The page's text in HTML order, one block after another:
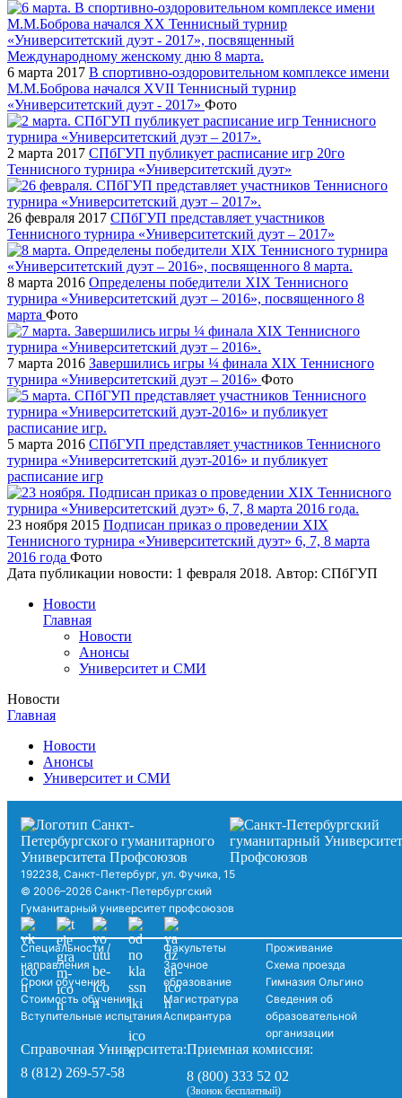
6 марта 2017 В спортивно-оздоровительном комплексе имени
М.М.Боброва начался XVII Теннисный турнир
«Университетский дуэт - 2017» Фото
2 марта 2017 СПбГУП публикует расписание игр 20го
Теннисного турнира «Университетский дуэт»
26 февраля 2017 СПбГУП представляет участников
Теннисного турнира «Университетский дуэт – 2017»
8 марта 2016 Определены победители XIX Теннисного
турнира «Университетский дуэт – 2016», посвященного 8
марта Фото
7 марта 2016 Завершились игры ¼ финала XIX Теннисного
турнира «Университетский дуэт – 2016» Фото
5 марта 2016 СПбГУП представляет участников Теннисного
турнира «Университетский дуэт-2016» и публикует
расписание игр
23 ноября 2015 Подписан приказ о проведении XIX
Теннисного турнира «Университетский дуэт» 6, 7, 8 марта
2016 года Фото
Дата публикации новости: 1 февраля 2018. Автор: СПбГУП
Новости
Главная
Новости
Анонсы
Университет и СМИ
Новости
Главная
Новости
Анонсы
Университет и СМИ
192238, Санкт-Петербург, ул. Фучика, 15
© 2006–2026 Санкт-Петербургский
Гуманитарный университет профсоюзов
Специальности /
направления
Сроки обучения
Стоимость обучения
Вступительные испытания
Факультеты
Заочное
образование
Магистратура
Аспирантура
Проживание
Схема проезда
Гимназия Ольгино
Сведения об
образовательной
организации
Справочная Университета:
8 (812) 269-57-58
Приемная комиссия:
8 (800) 333 52 02
(Звонок бесплатный)